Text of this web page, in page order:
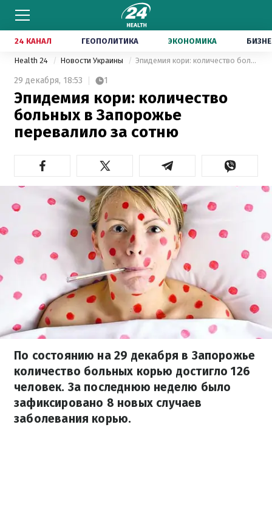
24 КАНАЛ ГЕОПОЛИТИКА ЭКОНОМИКА
Health 24 Новости Украины Эпидемия кори: количество больных в Запорожье перевалило за сотню
29 декабря, 18:53 1
Эпидемия кори: количество
больных в Запорожье
перевалило за сотню
По состоянию на 29 декабря в Запорожье
количество больных корью достигло 126
человек. За последнюю неделю было
зафиксировано 8 новых случаев
заболевания корью.